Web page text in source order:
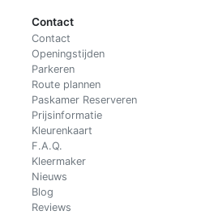
Contact
Contact
Openingstijden
Parkeren
Route plannen
Paskamer Reserveren
Prijsinformatie
Kleurenkaart
F.A.Q.
Kleermaker
Nieuws
Blog
Reviews